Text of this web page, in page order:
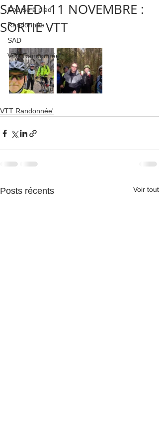
Course à pied
Randonnée
SAD
VTT Randonnée'
SAMEDI 11 NOVEMBRE :
SORTIE VTT
VTT Randonnée'
Posts récents Voir tout